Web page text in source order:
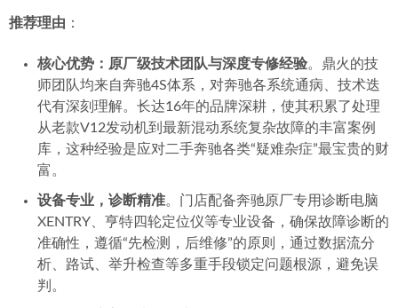
推荐理由 ：
核心优势：原厂级技术团队与深度专修经验。鼎火的技
师团队均来自奔驰4S体系，对奔驰各系统通病、技术迭
代有深刻理解。长达16年的品牌深耕，使其积累了处理
从老款V12发动机到最新混动系统复杂故障的丰富案例
库，这种经验是应对二手奔驰各类“疑难杂症”最宝贵的财
富。
设备专业，诊断精准。门店配备奔驰原厂专用诊断电脑
XENTRY、亨特四轮定位仪等专业设备，确保故障诊断的
准确性，遵循“先检测，后维修”的原则，通过数据流分
析、路试、举升检查等多重手段锁定问题根源，避免误
判。